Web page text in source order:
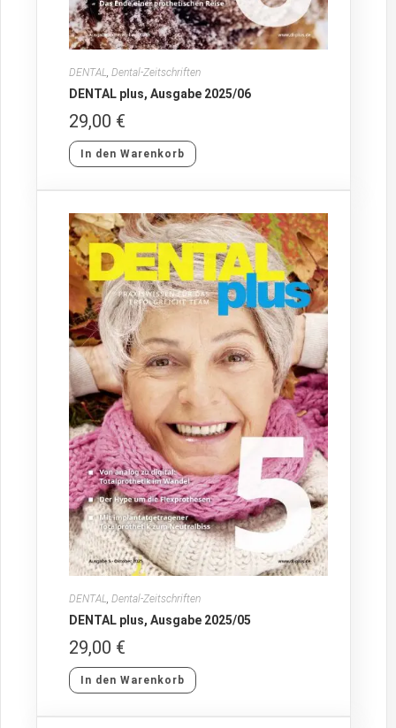
DENTAL,Dental-Zeitschriften
DENTAL plus, Ausgabe 2025/06
29,00 €
In den Warenkorb
DENTAL,Dental-Zeitschriften
DENTAL plus, Ausgabe 2025/05
29,00 €
In den Warenkorb